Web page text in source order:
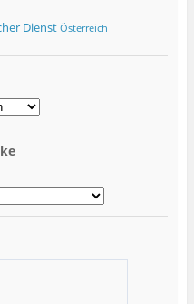
Dienst Österreich